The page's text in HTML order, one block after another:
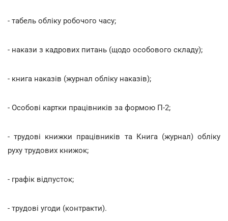
- табель обліку робочого часу;
- накази з кадрових питань (щодо особового складу);
- книга наказів (журнал обліку наказів);
- Особові картки працівників за формою П-2;
- трудові книжки працівників та Книга (журнал) обліку
руху трудових книжок;
- графік відпусток;
- трудові угоди (контракти).